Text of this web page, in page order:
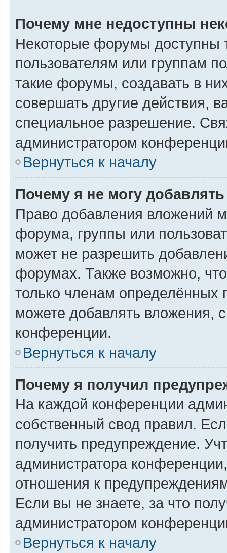
Почему мне недоступны
Некоторые форумы доступны
пользователям или группам
такие форумы, создавать в
совершать другие действия,
специальное разрешение.
администратором
Вернуться к началу
Почему я не могу
Право добавления вложений
форума, группы или
может не разрешить
форумах. Также возможно,
только членам определённых
можете добавлять вложения,
конференции.
Вернуться к началу
Почему я получил
На каждой конференции
собственный свод правил.
получить предупреждение.
администратора
отношения к
Если вы не знаете, за что
администратором
Вернуться к началу